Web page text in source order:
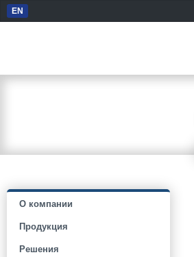
EN
О компании
Продукция
Решения